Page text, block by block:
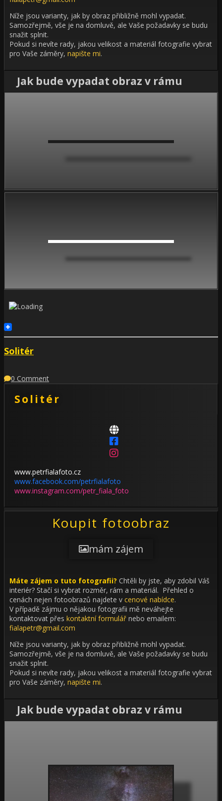
Níže jsou varianty, jak by obraz přibližně mohl vypadat.
Samozřejmě, vše je na domluvě, ale Vaše požadavky se budu
snažit splnit.
Pokud si nevíte rady, jakou velikost a materiál fotografie vybrat
pro Vaše záměry, napište mi.
Jak bude vypadat obraz v rámu
Solitér
0 Comment
Solitér
www.petrfialafoto.cz
www.facebook.com/petrfialafoto
www.instagram.com/petr_fiala_foto
Koupit fotoobraz
mám zájem
Máte zájem o tuto fotografii? Chtěli by jste, aby zdobil Váš
interiér? Stačí si vybrat rozměr, rám a materiál. Přehled o
cenách nejen fotoobrazů najdete v cenové nabídce.
V případě zájmu o nějakou fotografii mě neváhejte
kontaktovat přes kontaktní formulář nebo emailem:
fialapetr@gmail.com
Níže jsou varianty, jak by obraz přibližně mohl vypadat.
Samozřejmě, vše je na domluvě, ale Vaše požadavky se budu
snažit splnit.
Pokud si nevíte rady, jakou velikost a materiál fotografie vybrat
pro Vaše záměry, napište mi.
Jak bude vypadat obraz v rámu